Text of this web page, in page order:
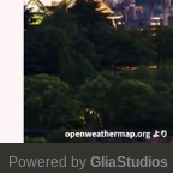
Powered by GliaStudios